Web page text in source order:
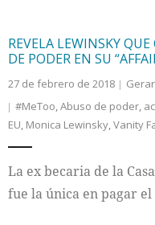
Colaboradores
Cultura
REVELA LEWINSKY
DE PODER EN SU
27 de febrero de 2018
#MeToo,Abuso de poder,
EU, Monica Lewinsky,Vanity
La ex becaria de la
fue la única en pagar